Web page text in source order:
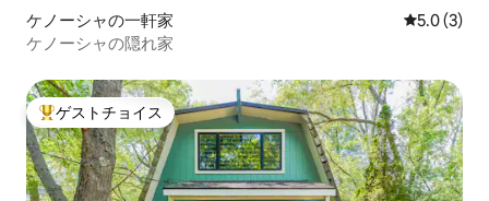
ケノーシャの一軒家 レビュー3
5.0 (3)
ケノーシャの隠れ家
大好評のゲストチョイスです。
ゲストチョイス